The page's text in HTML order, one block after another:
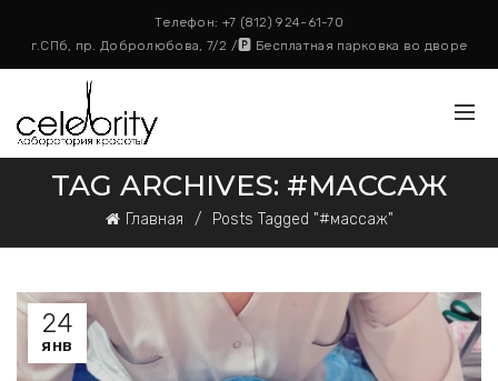
Телефон: +7 (812) 924-61-70
г.СПб, пр. Добролюбова, 7/2 /🅿️ Бесплатная парковка во дворе
TAG ARCHIVES: #МАССАЖ
Главная Posts Tagged "#массаж"
24
ЯНВ